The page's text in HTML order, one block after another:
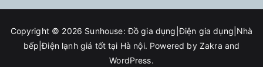
Copyright © 2026 Sunhouse: Đồ gia dụng|Điện gia dụng|Nhà
bếp|Điện lạnh giá tốt tại Hà nội. Powered by Zakra and
WordPress.